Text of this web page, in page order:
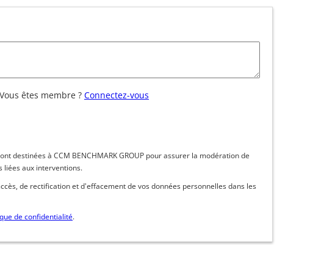
Vous êtes membre ? Connectez-vous
destinées à CCM BENCHMARK GROUP pour assurer la modération de
liées aux interventions.
de rectification et d'effacement de vos données personnelles dans les
de confidentialité.